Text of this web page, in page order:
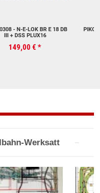
- N-E-LOK BR E 18 DB
III + DSS PLUX16
149,00 € *
PIKO
Werksatt